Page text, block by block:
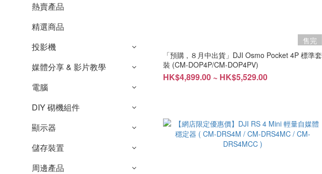
熱賣產品
精選商品
投影機
媒體分享 & 影片教學
電腦
DIY 砌機組件
顯示器
儲存裝置
周邊產品
售完
「預購 , ８月中出貨」DJI Osmo Pocket 4P 標準套
裝 (CM-DOP4P/CM-DOP4PV)
HK$4,899.00 ~ HK$5,529.00